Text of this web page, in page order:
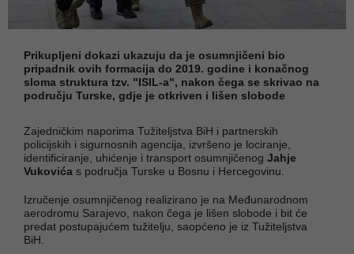
Prikupljeni dokazi ukazuju da je osumnjičeni bio
pripadnik ovih formacija do 2019. godine i konačnog
sloma struktura tzv. "ISIL-a", nakon čega se skrivao na
području Turske, gdje je otkriven i lišen slobode
Zajedničkim naporima Tužiteljstva BiH i partnerskih
policijskih i sigurnosnih agencija, izvršeno je lociranje,
identificiranje, uhićenje i transport osumnjičenog Jahje
Vukovića s područja Turske u Bosnu i Hercegovinu.
Izručenje osumnjičenog realizirano je na Međunarodnom
aerodromu Sarajevo, nakon čega je lišen slobode i bit će
predat postupajućem tužitelju, saopćeno je iz Tužiteljstva
BiH.